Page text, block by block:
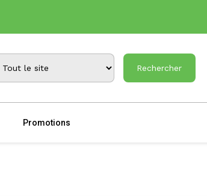
Rechercher
Promotions